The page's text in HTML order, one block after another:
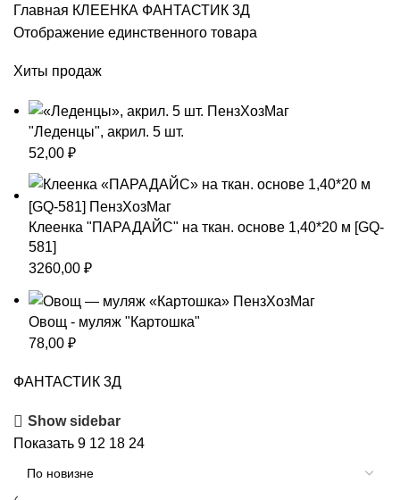
Главная КЛЕЕНКА ФАНТАСТИК 3Д
Отображение единственного товара
Хиты продаж
"Леденцы", акрил. 5 шт.
52,00 ₽
Клеенка "ПАРАДАЙС" на ткан. основе 1,40*20 м [GQ-
581]
3260,00 ₽
Овощ - муляж "Картошка"
78,00 ₽
ФАНТАСТИК 3Д
Show sidebar
Показать 9 12 18 24